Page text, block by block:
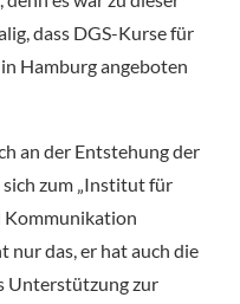
dass DGS-Kurse für
Hamburg angeboten
an der Entstehung der
zum „Institut für
Kommunikation
nur das, er hat auch die
Unterstützung zur